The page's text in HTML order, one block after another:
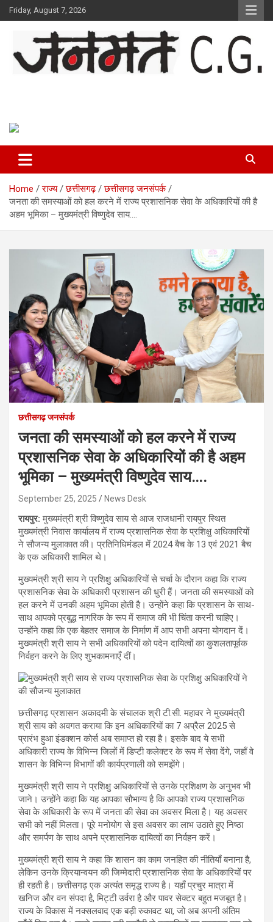
Skip
to
Friday, August 7, 2026
Home राज्य छत्तीसगढ़
छत्तीसगढ़ जनसंपर्क
जनता की समस्याओं को हल करने में राज्य प्रशासनिक सेवा के अधिकारियों की है
अहम भूमिका – मुख्यमंत्री विष्णुदेव साय….
छत्तीसगढ़ जनसंपर्क
जनता की समस्याओं को हल करने में राज्य
प्रशासनिक सेवा के अधिकारियों की है अहम
भूमिका – मुख्यमंत्री विष्णुदेव साय….
September 25, 2025 News Desk
रायपुर:मुख्यमंत्री श्री विष्णुदेव साय से आज राजधानी रायपुर स्थित
मुख्यमंत्री निवास कार्यालय में राज्य प्रशासनिक सेवा के प्रशिक्षु अधिकारियों
ने सौजन्य मुलाकात की। प्रतिनिधिमंडल में 2024 बैच के 13 एवं 2021 बैच
के एक अधिकारी शामिल थे।
मुख्यमंत्री श्री साय ने प्रशिक्षु अधिकारियों से चर्चा के दौरान कहा कि राज्य
प्रशासनिक सेवा के अधिकारी प्रशासन की धुरी हैं। जनता की समस्याओं को
हल करने में उनकी अहम भूमिका होती है। उन्होंने कहा कि प्रशासन के साथ-
साथ आपको प्रबुद्ध नागरिक के रूप में समाज की भी चिंता करनी चाहिए।
उन्होंने कहा कि एक बेहतर समाज के निर्माण में आप सभी अपना योगदान दें।
मुख्यमंत्री श्री साय ने सभी अधिकारियों को पदेन दायित्वों का कुशलतापूर्वक
निर्वहन करने के लिए शुभकामनाएँ दीं।
छत्तीसगढ़ प्रशासन अकादमी के संचालक श्री टी.सी. महावर ने मुख्यमंत्री
श्री साय को अवगत कराया कि इन अधिकारियों का 7 अप्रैल 2025 से
प्रारंभ हुआ इंडक्शन कोर्स अब समाप्त हो रहा है। इसके बाद ये सभी
अधिकारी राज्य के विभिन्न जिलों में डिप्टी कलेक्टर के रूप में सेवा देंगे, जहाँ वे
शासन के विभिन्न विभागों की कार्यप्रणाली को समझेंगे।
मुख्यमंत्री श्री साय ने प्रशिक्षु अधिकारियों से उनके प्रशिक्षण के अनुभव भी
जाने। उन्होंने कहा कि यह आपका सौभाग्य है कि आपको राज्य प्रशासनिक
सेवा के अधिकारी के रूप में जनता की सेवा का अवसर मिला है। यह अवसर
सभी को नहीं मिलता। पूरे मनोयोग से इस अवसर का लाभ उठाते हुए निष्ठा
और समर्पण के साथ अपने प्रशासनिक दायित्वों का निर्वहन करें।
मुख्यमंत्री श्री साय ने कहा कि शासन का काम जनहित की नीतियाँ बनाना है,
लेकिन उनके क्रियान्वयन की जिम्मेदारी प्रशासनिक सेवा के अधिकारियों पर
ही रहती है। छत्तीसगढ़ एक अत्यंत समृद्ध राज्य है। यहाँ प्रचुर मात्रा में
खनिज और वन संपदा है, मिट्टी उर्वरा है और पावर सेक्टर बहुत मजबूत है।
राज्य के विकास में नक्सलवाद एक बड़ी रुकावट था, जो अब अपनी अंतिम